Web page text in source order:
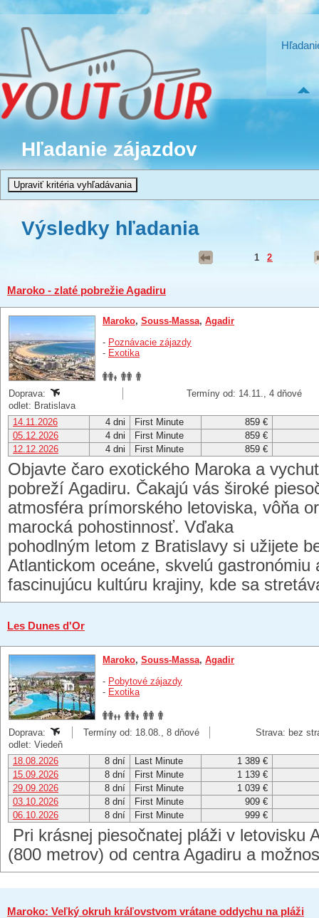
Hľadanie zájazdov
Výsledky hľadania
1 2
Maroko - zlaté pobrežie Agadiru
Maroko, Souss-Massa, Agadir
- Poznávacie zájazdy
- Exotika
Doprava:
Termíny od: 14.11., 4 dňové
odlet: Bratislava
14.11.2026
4 dni First Minute
859 €
05.12.2026
4 dni First Minute
859 €
12.12.2026
4 dni First Minute 859 €
Objavte čaro exotického Maroka a
pobreží Agadiru. Čakajú vás široké
atmosféra prímorského letoviska, vôňa
marocká pohostinnosť. Vďaka
pohodlným letom z Bratislavy si užijete
Atlantickom oceáne, skvelú
fascinujúcu kultúru krajiny, kde sa
Les Dunes d'Or
Maroko, Souss-Massa, Agadir
- Pobytové zájazdy
- Exotika
Doprava: Termíny od: 18.08., 8 dňové
Strava: bez
odlet: Viedeň
18.08.2026
8 dní Last Minute
1 389 €
15.09.2026
8 dní First Minute
1 139 €
29.09.2026
8 dní First Minute
1 039 €
03.10.2026
8 dní First Minute
909 €
06.10.2026
8 dní First Minute 999 €
Pri krásnej piesočnatej pláži v letovisku
(800 metrov) od centra Agadiru a
Maroko: Veľký okruh kráľovstvom vrátane oddychu na pláži